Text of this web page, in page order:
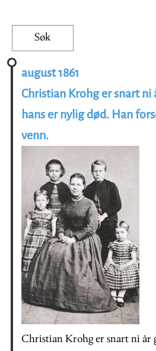
august 1861
Christian Krohg er snart
hans er nylig død. Han
venn.
Christian Krohg er snart ni år